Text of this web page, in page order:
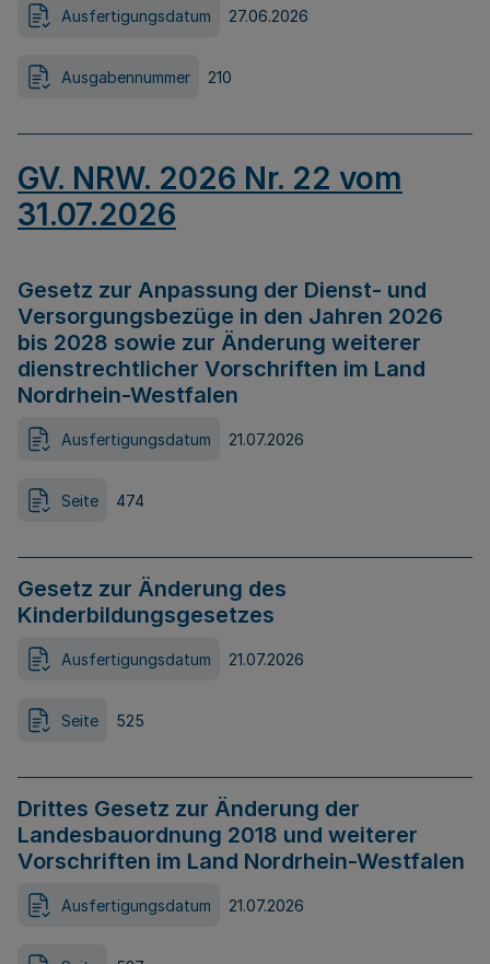
Ausfertigungsdatum 27.06.2026
Ausgabennummer 210
GV. NRW. 2026 Nr. 22 vom
31.07.2026
Gesetz zur Anpassung der Dienst- und
Versorgungsbezüge in den Jahren 2026
bis 2028 sowie zur Änderung weiterer
dienstrechtlicher Vorschriften im Land
Nordrhein-Westfalen
Ausfertigungsdatum 21.07.2026
Seite 474
Gesetz zur Änderung des
Kinderbildungsgesetzes
Ausfertigungsdatum 21.07.2026
Seite 525
Drittes Gesetz zur Änderung der
Landesbauordnung 2018 und weiterer
Vorschriften im Land Nordrhein-Westfalen
Ausfertigungsdatum 21.07.2026